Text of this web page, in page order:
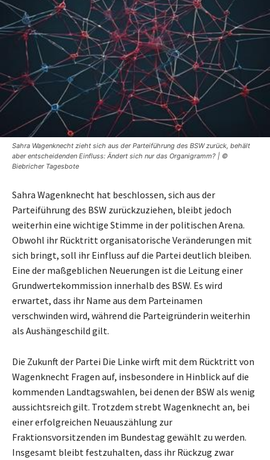
Sahra Wagenknecht zieht sich aus der Parteiführung des BSW zurück, behält
aber entscheidenden Einfluss: Ändert sich nur das Organigramm? | ©
Biebricher Tagesbote
Sahra Wagenknecht hat beschlossen, sich aus der
Parteiführung des BSW zurückzuziehen, bleibt jedoch
weiterhin eine wichtige Stimme in der politischen Arena.
Obwohl ihr Rücktritt organisatorische Veränderungen mit
sich bringt, soll ihr Einfluss auf die Partei deutlich bleiben.
Eine der maßgeblichen Neuerungen ist die Leitung einer
Grundwertekommission innerhalb des BSW. Es wird
erwartet, dass ihr Name aus dem Parteinamen
verschwinden wird, während die Parteigründerin weiterhin
als Aushängeschild gilt.
Die Zukunft der Partei Die Linke wirft mit dem Rücktritt von
Wagenknecht Fragen auf, insbesondere in Hinblick auf die
kommenden Landtagswahlen, bei denen der BSW als wenig
aussichtsreich gilt. Trotzdem strebt Wagenknecht an, bei
einer erfolgreichen Neuauszählung zur
Fraktionsvorsitzenden im Bundestag gewählt zu werden.
Insgesamt bleibt festzuhalten, dass ihr Rückzug zwar